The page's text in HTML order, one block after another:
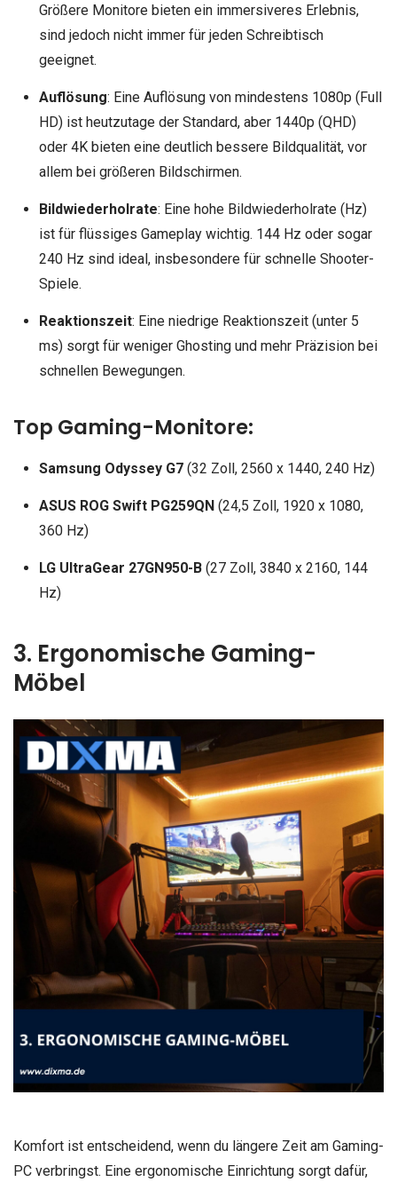
Größere Monitore bieten ein immersiveres Erlebnis,
sind jedoch nicht immer für jeden Schreibtisch
geeignet.
Auflösung: Eine Auflösung von mindestens 1080p (Full
HD) ist heutzutage der Standard, aber 1440p (QHD)
oder 4K bieten eine deutlich bessere Bildqualität, vor
allem bei größeren Bildschirmen.
Bildwiederholrate: Eine hohe Bildwiederholrate (Hz)
ist für flüssiges Gameplay wichtig. 144 Hz oder sogar
240 Hz sind ideal, insbesondere für schnelle Shooter-
Spiele.
Reaktionszeit: Eine niedrige Reaktionszeit (unter 5
ms) sorgt für weniger Ghosting und mehr Präzision bei
schnellen Bewegungen.
Top Gaming-Monitore:
Samsung Odyssey G7(32 Zoll, 2560 x 1440, 240 Hz)
ASUS ROG Swift PG259QN(24,5 Zoll, 1920 x 1080,
360 Hz)
LG UltraGear 27GN950-B(27 Zoll, 3840 x 2160, 144
Hz)
3. Ergonomische Gaming-
Möbel
Komfort ist entscheidend, wenn du längere Zeit am Gaming-
PC verbringst. Eine ergonomische Einrichtung sorgt dafür,